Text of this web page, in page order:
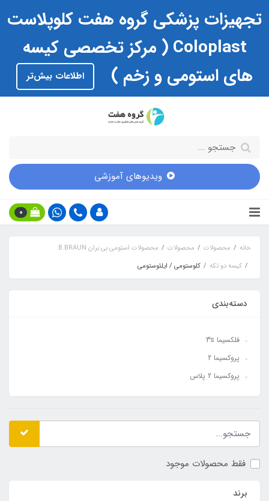
تجهیزات پزشکی گروه هفت کلوپلاست
Coloplast ( مرکز تخصصی کیسه
های استومی و زخم )
اطلاعات بیش‌تر
ویدیوهای آموزشی
0
خانه محصولات محصولات
محصولات استومی بی بران B.BRAUN
کیسه دو تکه
کلوستومی / ایلئوستومی
دسته‌بندی
فلکسیما 3s
پروکسیما 2
پروکسیما 2 پلاس
فقط محصولات موجود
برند